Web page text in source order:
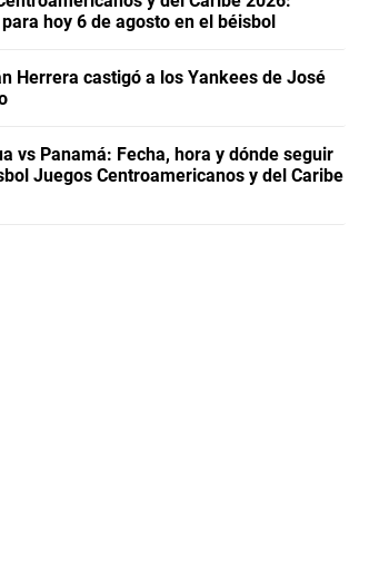
hoy 6 de agosto en el béisbol
Herrera castigó a los Yankees de José
vs Panamá: Fecha, hora y dónde seguir
Juegos Centroamericanos y del Caribe